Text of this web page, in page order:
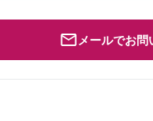
メールでお問